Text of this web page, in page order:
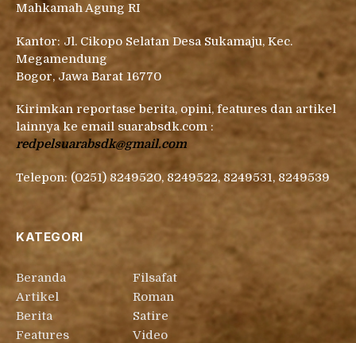
Mahkamah Agung RI
Kantor: Jl. Cikopo Selatan Desa Sukamaju, Kec.
Megamendung
Bogor, Jawa Barat 16770
Kirimkan reportase berita, opini, features dan artikel
lainnya ke email suarabsdk.com :
redpelsuarabsdk@gmail.com
Telepon: (0251) 8249520, 8249522, 8249531, 8249539
KATEGORI
Beranda
Artikel
Berita
Features
Filsafat
Roman
Satire
Video